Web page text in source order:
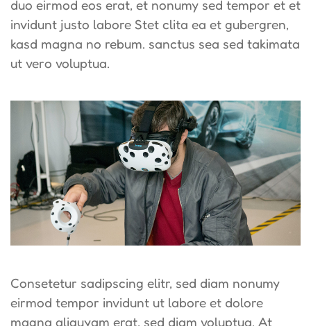
duo eirmod eos erat, et nonumy sed tempor et et
invidunt justo labore Stet clita ea et gubergren,
kasd magna no rebum. sanctus sea sed takimata
ut vero voluptua.
Consetetur sadipscing elitr, sed diam nonumy
eirmod tempor invidunt ut labore et dolore
magna aliquyam erat, sed diam voluptua. At